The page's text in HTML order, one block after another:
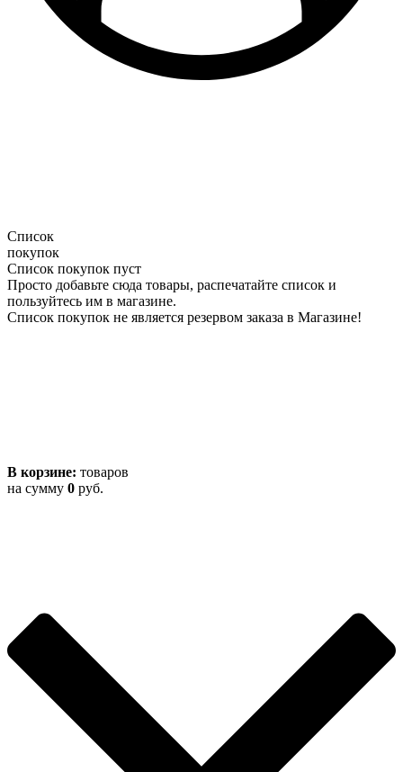
Список
покупок
Список покупок пуст
Просто добавьте сюда товары, распечатайте список и
пользуйтесь им в магазине.
Список покупок не является резервом заказа в Магазине!
В корзине: товаров
на сумму 0 руб.